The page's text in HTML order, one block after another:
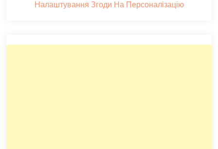
Налаштування Згоди На Персоналізацію